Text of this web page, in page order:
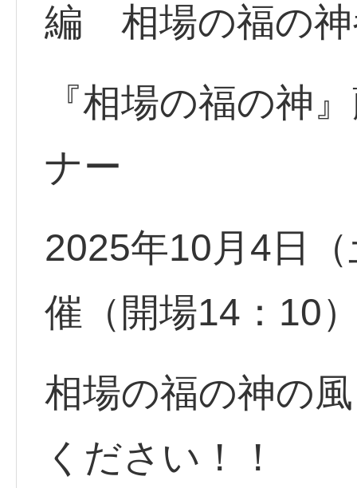
編 相場の福の神
『相場の福の神
ナー
2025年10月4日
催（開場14：10
相場の福の神の
ください！！